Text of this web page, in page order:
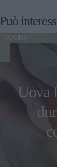
Può
CUCINA
Uova